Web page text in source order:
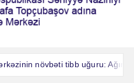
növbəti tibb uğuru: Ağır